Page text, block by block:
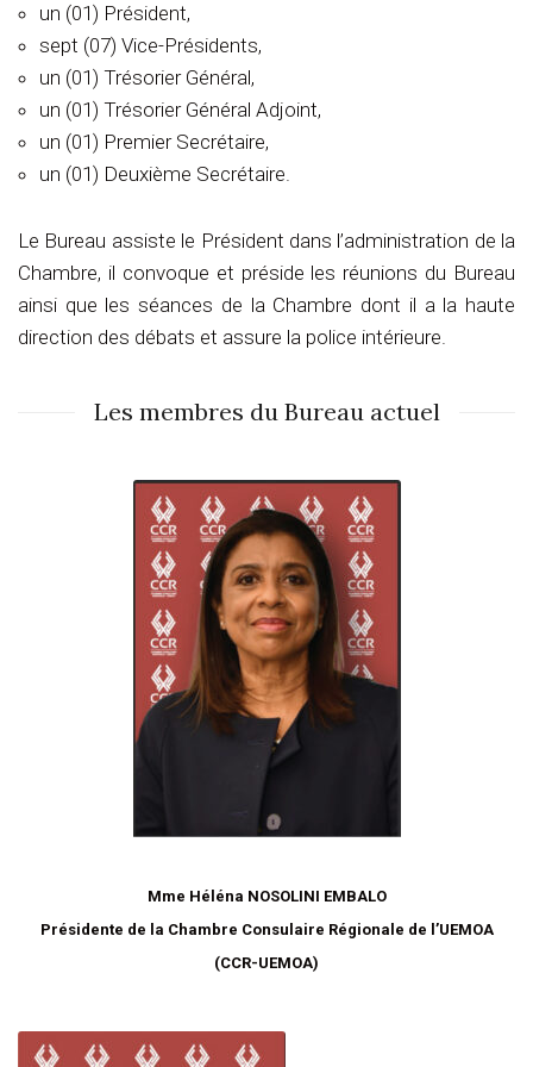
un (01) Président,
sept (07) Vice-Présidents,
un (01) Trésorier Général,
un (01) Trésorier Général Adjoint,
un (01) Premier Secrétaire,
un (01) Deuxième Secrétaire.
Le Bureau assiste le Président dans l’administration de la
Chambre, il convoque et préside les réunions du Bureau
ainsi que les séances de la Chambre dont il a la haute
direction des débats et assure la police intérieure.
Les membres du Bureau actuel
Mme Héléna NOSOLINI EMBALO
Présidente de la Chambre Consulaire Régionale de l’UEMOA
(CCR-UEMOA)